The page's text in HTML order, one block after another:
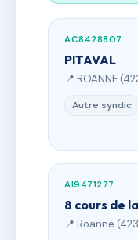
AC8428807
PITAVAL
📍 ROANNE
Autre syndic
AI9471277
8 cours de
📍 Roanne